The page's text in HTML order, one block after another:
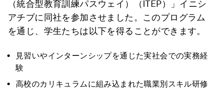
（統合型教育訓練パスウェイ）（ITEP）」イニシ
アチブに同社を参加させました。このプログラム
を通じ、学生たちは以下を得ることができます。
見習いやインターンシップを通じた実社会での実務経
験
高校のカリキュラムに組み込まれた職業別スキル研修